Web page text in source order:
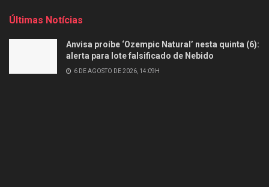
Últimas Notícias
Anvisa proíbe ‘Ozempic Natural’ nesta quinta (6):
alerta para lote falsificado de Nebido
6 DE AGOSTO DE 2026, 14:09H